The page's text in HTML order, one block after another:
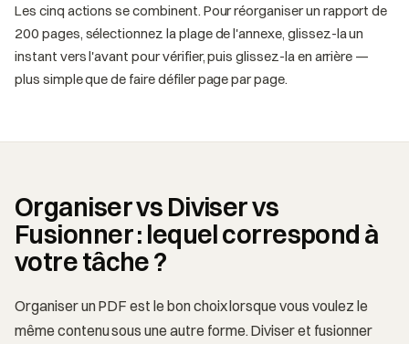
Les cinq actions se combinent. Pour réorganiser un rapport de
200 pages, sélectionnez la plage de l'annexe, glissez-la un
instant vers l'avant pour vérifier, puis glissez-la en arrière —
plus simple que de faire défiler page par page.
Organiser vs Diviser vs
Fusionner : lequel correspond à
votre tâche ?
Organiser un PDF est le bon choix lorsque vous voulez le
même contenu sous une autre forme. Diviser et fusionner